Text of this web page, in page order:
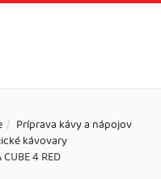
Príprava kávy a nápojov
kávovary
4 RED